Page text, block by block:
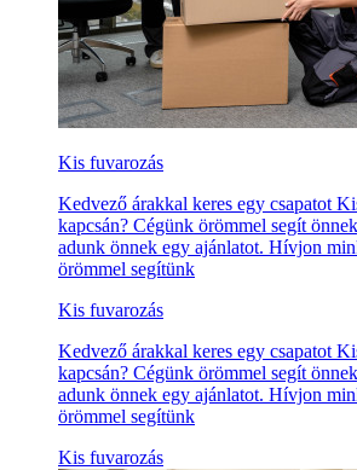
Kis fuvarozás
Kedvező árakkal keres egy csapatot
kapcsán? Cégünk örömmel segít
adunk önnek egy ajánlatot. Hívjon
örömmel segítünk
Kis fuvarozás
Kedvező árakkal keres egy csapatot
kapcsán? Cégünk örömmel segít
adunk önnek egy ajánlatot. Hívjon
örömmel segítünk
Kis fuvarozás